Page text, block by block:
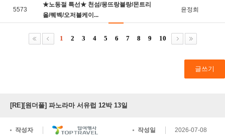
5573
★노동절 특선★ 천섬/몽뜨랑블랑/몬트리
올/퀘벡/오저블케이...
윤정희
1 2 3 4 5 6 7 8 9 10
글쓰기
[RE][원더풀] 파노라마 서유럽 12박 13일
작성자 작성일 2026-07-08